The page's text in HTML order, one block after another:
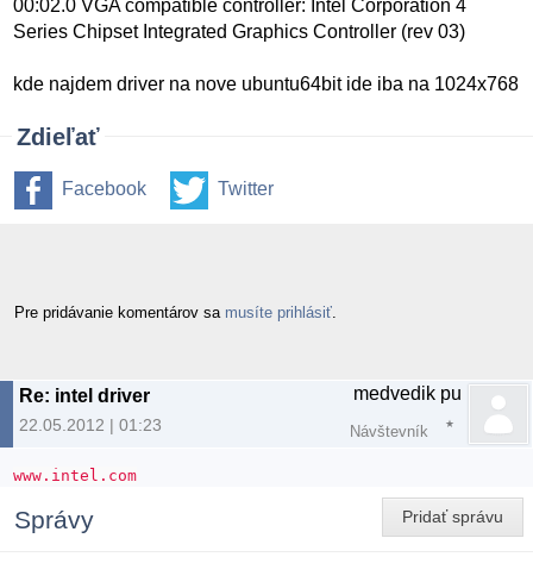
00:02.0 VGA compatible controller: Intel Corporation 4
Series Chipset Integrated Graphics Controller (rev 03)
kde najdem driver na nove ubuntu64bit ide iba na 1024x768
Zdieľať
Facebook Twitter
Pre pridávanie komentárov sa musíte prihlásiť
Re: intel driver
22.05.2012 | 01:23
medvedik pu
Návštevník
www.intel.com
Pridať správu
Správy